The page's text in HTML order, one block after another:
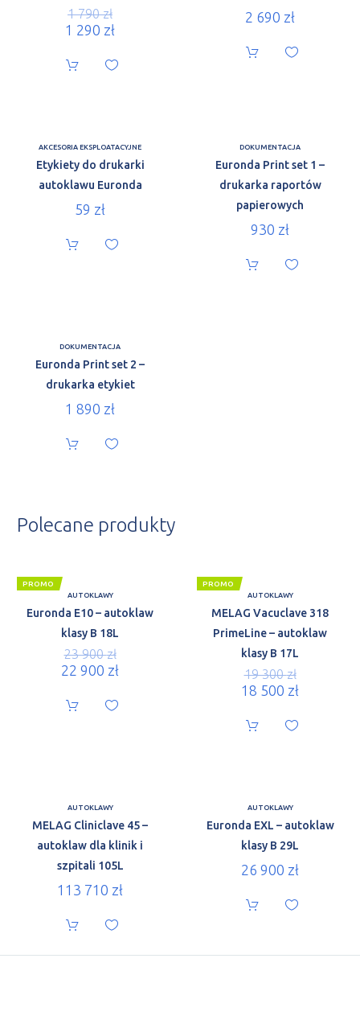
1 790zł
1 290 zł
2 690 zł
AKCESORIA EKSPLOATACYJNE
Etykiety do drukarki
autoklawu Euronda
59 zł
DOKUMENTACJA
Euronda Print set 1 –
drukarka raportów
papierowych
930 zł
DOKUMENTACJA
Euronda Print set 2 –
drukarka etykiet
1 890 zł
Polecane produkty
PROMO
AUTOKLAWY
Euronda E10 – autoklaw
klasy B 18L
23 900zł
22 900 zł
PROMO
AUTOKLAWY
MELAG Vacuclave 318
PrimeLine – autoklaw
klasy B 17L
19 300zł
18 500 zł
AUTOKLAWY
MELAG Cliniclave 45 –
autoklaw dla klinik i
szpitali 105L
113 710 zł
AUTOKLAWY
Euronda EXL – autoklaw
klasy B 29L
26 900 zł